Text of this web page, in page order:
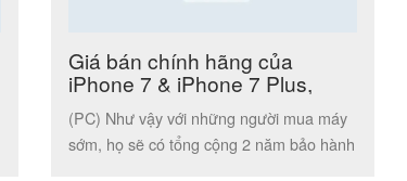
Giá bán chính hãng của
iPhone 7 & iPhone 7 Plus,
thêm 1 năm bảo hành
(PC) Như vậy với những người mua máy
sớm, họ sẽ có tổng cộng 2 năm bảo hành